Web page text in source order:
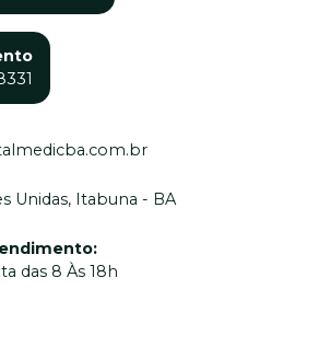
Unidas, Itabuna - BA
:
das 8 Às 18h